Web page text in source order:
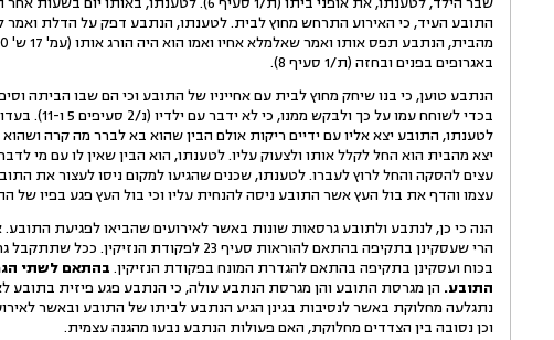
התובע העיד, כי האירוע התרחש מחוץ לבית. לטענתו, הנתבע דפק על הדלת ואמר
באגרופים בפנים ובחזה (ת/1 סעיף 8).
הנתבע טוען, כי בנו שיחק מחוץ לבית עם אחייניו של התובע וכי הם שבו הביתה
בכדי לשוחח
יצא מהבית הוא החל לקלל אותו ולצעוק עליו. לטענתו, הוא הבין שאין לו עם מי
עצים להסקה והחל לרוץ לעברו. לטענתו, שכנים שהגיעו למקום ניסו לעצור את
עצמו והדף את בול העץ אשר התובע ניסה להנחית עליו וכי בול העץ פגע בפיו של התובע (נ/2
הנה כי כן, לנתבע ולתובע גרסאות שונות באשר לאירועים שהביאו לפגיעת
הרי שעסקינן בתקיפה בהתאם להוראות סעיף
בכוח ועסקינן בתקיפה בהתאם להגדרת המונח בפקודת הנזיקין. בהתאם לשתי
התובע. הן מגרסת התובע והן מגרסת הנתבע עולה, כי הנתבע פגע פיזית בתובע
נתגלעה מחלוקת באשר לנסיבות בגינן הגיע הנתבע לביתו של התובע ובאשר
וכן נסובה בין הצדדים מחלוקת, האם פעולות הנתבע נבעו מהגנה עצמית.